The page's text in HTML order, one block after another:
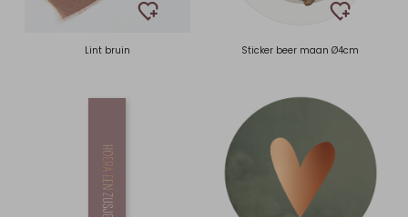
Lint bruin Sticker beer maan Ø4cm